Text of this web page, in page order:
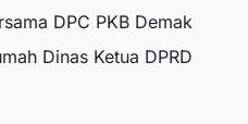
DPC PKB Demak
Dinas Ketua DPRD